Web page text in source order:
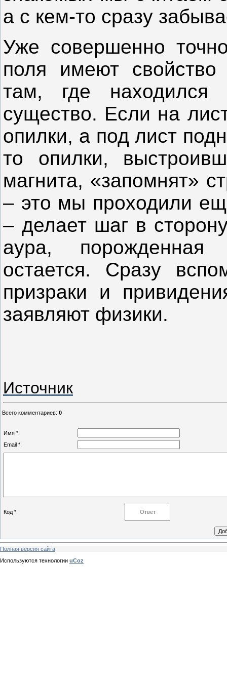
а с кем-то сразу
Уже совершенно
поля имеют свойство
там, где
существо. Если на
опилки, а под лист
то опилки,
магнита, «запомнят»
– это мы проходили
– делает шаг в
аура,
остается. Сразу
призраки и
заявляют физики.
Источник
Всего комментариев: 0
Имя *:
Email *:
Код *:
Полная версия сайта
Используются технологии uCoz